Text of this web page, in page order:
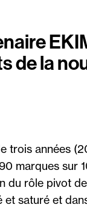
de la
trois années
marques sur
du rôle pivot
saturé et